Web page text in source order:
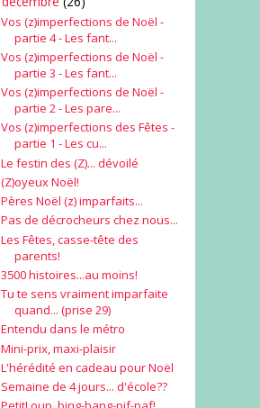
Vos (z)imperfections de Noël -
partie 4 - Les fant...
Vos (z)imperfections de Noël -
partie 3 - Les fant...
Vos (z)imperfections de Noël -
partie 2 - Les pare...
Vos (z)imperfections des Fêtes -
partie 1 - Les cu...
Le festin des (Z)... dévoilé
(Z)oyeux Noël!
Pères Noël (z) imparfaits...
Pas de décrocheurs chez nous...
Les Fêtes, casse-tête des
parents!
3500 histoires...au moins!
Tu te sens vraiment imparfaite
quand... (prise 29)
Entendu dans le métro
Mini-prix, maxi-plaisir
L'hérédité en cadeau pour Noël
Semaine de 4 jours... d'école??